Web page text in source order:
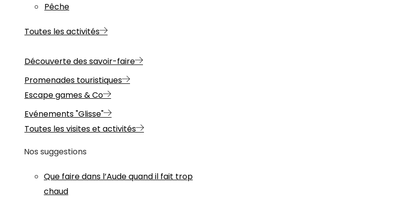
Pêche
Toutes les activités
Découverte des savoir-faire
Promenades touristiques
Escape games & Co
Evénements "Glisse"
Toutes les visites et activités
Nos suggestions
Que faire dans l’Aude quand il fait trop
chaud